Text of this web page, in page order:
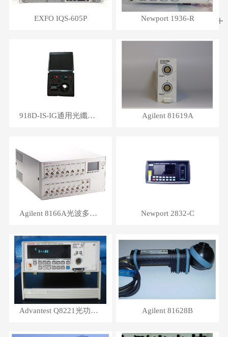
EXFO IQS-605P Newport 1936-R
918D-IS-IG通用光纖探測器 Agilent 81619A
Agilent 8166A光波多通道系統(tǒng)主機 Newport 2832-C
Advantest Q8221光功率計 Agilent 81628B